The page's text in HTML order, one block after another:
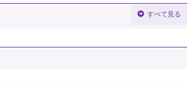
すべて見る